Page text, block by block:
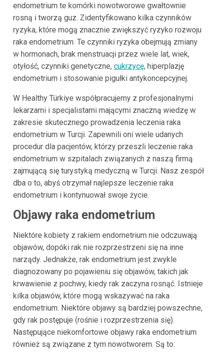
endometrium te komórki nowotworowe gwałtownie
rosną i tworzą guz. Zidentyfikowano kilka czynników
ryzyka, które mogą znacznie zwiększyć ryzyko rozwoju
raka endometrium. Te czynniki ryzyka obejmują zmiany
w hormonach, brak menstruacji przez wiele lat, wiek,
otyłość, czynniki genetyczne, cukrzycę, hiperplazję
endometrium i stosowanie pigułki antykoncepcyjnej.
W Healthy Türkiye współpracujemy z profesjonalnymi
lekarzami i specjalistami mającymi znaczną wiedzę w
zakresie skutecznego prowadzenia leczenia raka
endometrium w Turcji. Zapewnili oni wiele udanych
procedur dla pacjentów, którzy przeszli leczenie raka
endometrium w szpitalach związanych z naszą firmą
zajmującą się turystyką medyczną w Turcji. Nasz zespół
dba o to, abyś otrzymał najlepsze leczenie raka
endometrium i kontynuował swoje życie.
Objawy raka endometrium
Niektóre kobiety z rakiem endometrium nie odczuwają
objawów, dopóki rak nie rozprzestrzeni się na inne
narządy. Jednakże, rak endometrium jest zwykle
diagnozowany po pojawieniu się objawów, takich jak
krwawienie z pochwy, kiedy rak zaczyna rosnąć. Istnieje
kilka objawów, które mogą wskazywać na raka
endometrium. Niektóre objawy są bardziej powszechne,
gdy rak postępuje (rośnie i rozprzestrzenia się).
Następujące niekomfortowe objawy raka endometrium
również są związane z tym nowotworem. Są to: